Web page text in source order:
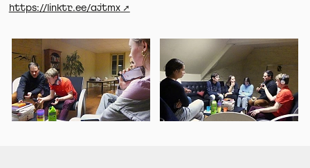
https://linktr.ee/ajtmx